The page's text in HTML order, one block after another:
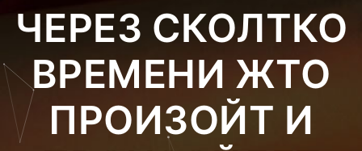
ЧЕРЕЗ СКОЛТКО
ВРЕМЕНИ ЖТО
ПРОИЗОЙТ И